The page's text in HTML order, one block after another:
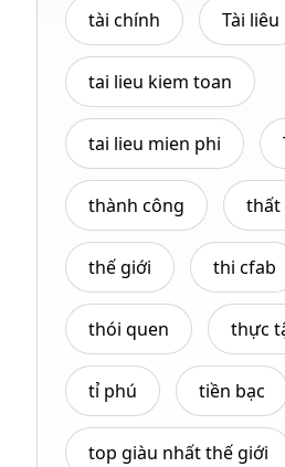
tài chính Tài liêu
tai lieu kiem toan
tai lieu mien phi
thành công thất
thế giới thi cfab
thói quen thực
tỉ phú tiền bạc
top giàu nhất thế giới